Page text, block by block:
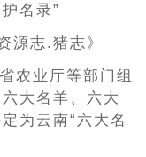
名录”
源志.猪志》
农业厅等部门组
大名羊、六大
为云南“六大名